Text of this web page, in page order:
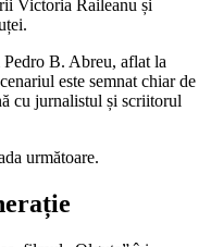
Victoria Raileanu și
B. Abreu, aflat la
este semnat chiar de
cu jurnalistul și scriitorul
următoare.